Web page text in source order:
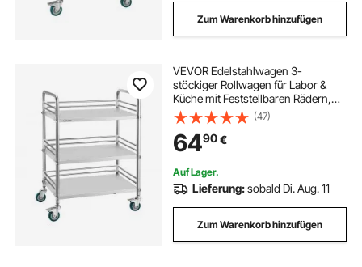
Zum Warenkorb hinzufügen
VEVOR Edelstahlwagen 3-
stöckiger Rollwagen für Labor &
Küche mit Feststellbaren Rädern,
Servierwagen für Medizinische
Einrichtungen, Mobiles
Serviertablett für Krankenhäuser
Restaurants Küchen
(47)
6490€
Auf Lager.
Lieferung:sobald Di. Aug. 11
Zum Warenkorb hinzufügen